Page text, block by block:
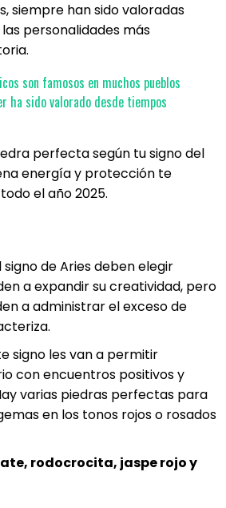
siempre han sido valoradas
personalidades más
son famosos en muchos pueblos
ha sido valorado desde tiempos
perfecta según tu signo del
energía y protección te
el año 2025.
signo de Aries deben elegir
a expandir su creatividad, pero
a administrar el exceso de
signo les van a permitir
con encuentros positivos y
varias piedras perfectas para
en los tonos rojos o rosados
rodocrocita, jaspe rojo y